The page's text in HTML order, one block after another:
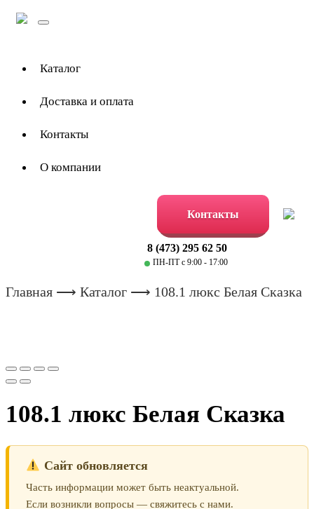
Toggle
Каталог
Доставка и оплата
Контакты
О компании
Контакты
8 (473) 295 62 50
ПН-ПТ с 9:00 - 17:00
Главная ⟶ Каталог ⟶ 108.1 люкс Белая Сказка
108.1 люкс Белая Сказка
Сайт обновляется
Часть информации может быть неактуальной.
Если возникли вопросы — свяжитесь с нами.